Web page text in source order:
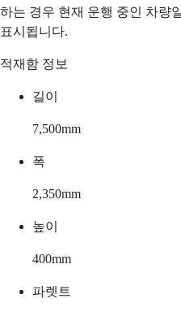
하는 경우 현재 운행 중인 차량
표시됩니다.
적재함 정보
길이
7,500mm
폭
2,350mm
높이
400mm
파렛트